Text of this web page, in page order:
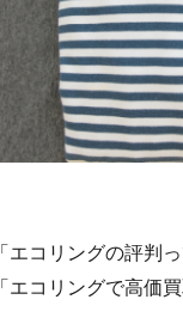
「エコリングの評判
「エコリングで高価